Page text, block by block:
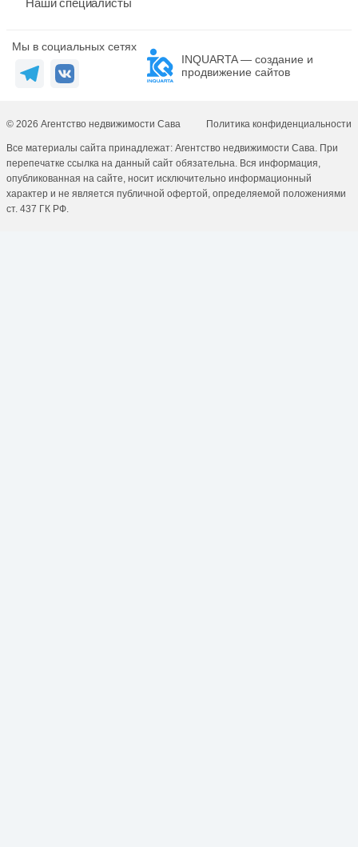
Наши специалисты
Мы в социальных сетях
INQUARTA — создание и
продвижение сайтов
© 2026 Агентство недвижимости Сава Политика конфиденциальности
Все материалы сайта принадлежат: Агентство недвижимости Сава. При
перепечатке ссылка на данный сайт обязательна. Вся информация,
опубликованная на сайте, носит исключительно информационный
характер и не является публичной офертой, определяемой положениями
ст. 437 ГК РФ.